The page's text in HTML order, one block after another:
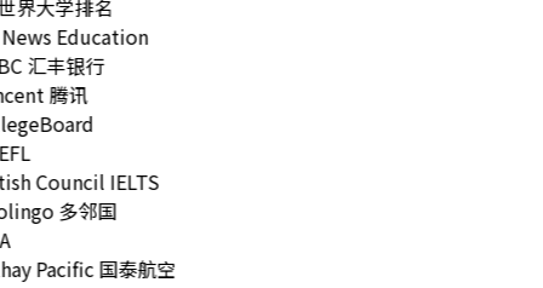
界大学排名
Education
汇丰银行
腾讯
Council IELTS
多邻国
Pacific 国泰航空